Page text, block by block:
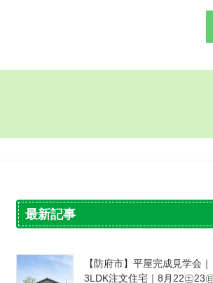
最新記事
【防府市】平屋完成見学会｜
3LDK注文住宅｜8月22㊏23